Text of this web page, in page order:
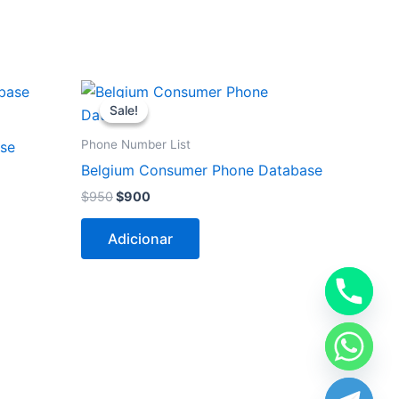
Sale!
Sale!
Phone Number List
Belgium Consumer Phone Database
$950
O
preço
original
$950.
$900
O
preço
$900.
Adicionar